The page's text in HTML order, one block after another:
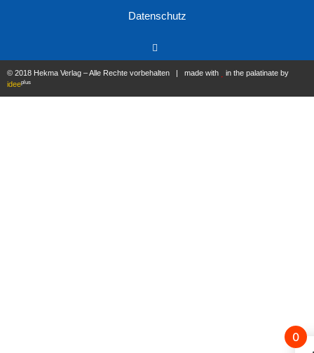
Datenschutz
© 2018 Hekma Verlag – Alle Rechte vorbehalten | made with
in the palatinate by
ideeplus
0